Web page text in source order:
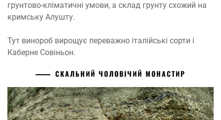
грунтово-кліматичні умови, а склад грунту схожий на
кримську Алушту.
Тут винороб вирощує переважно італійські сорти і
Каберне Совіньон.
СКАЛЬНИЙ ЧОЛОВІЧИЙ МОНАСТИР